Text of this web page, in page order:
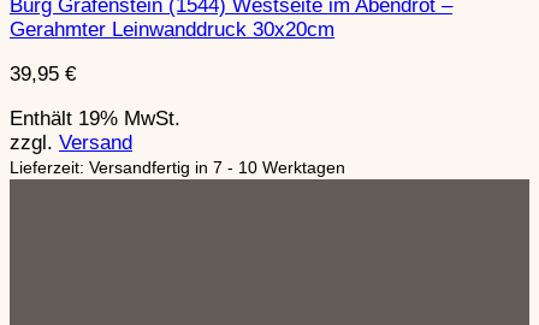
Burg Gräfenstein (1544) Westseite im Abendrot –
Gerahmter Leinwanddruck 30x20cm
39,95 €
Enthält 19% MwSt.
zzgl. Versand
Lieferzeit: Versandfertig in 7 - 10 Werktagen